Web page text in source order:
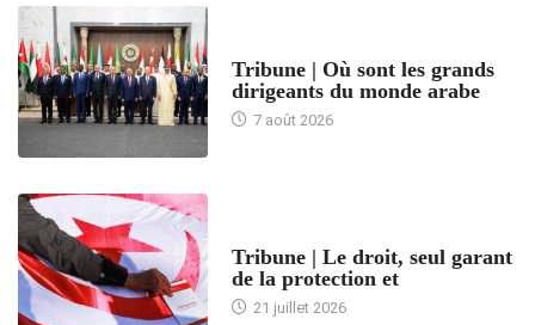
Tribune | Où sont les grands
dirigeants du monde arabe
7 août 2026
Tribune | Le droit, seul garant
de la protection et
21 juillet 2026